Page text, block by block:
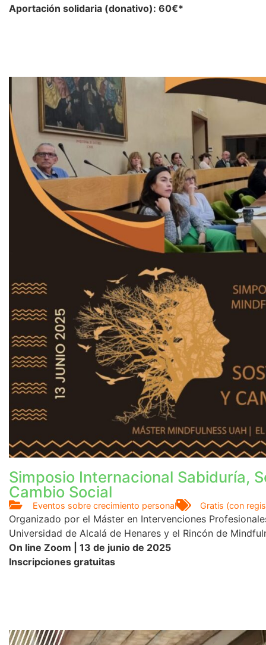
Aportación solidaria (donativo): 60€*
Simposio Internacional Sabiduría,
Cambio Social
Eventos sobre crecimiento personal Gratis (con
Organizado por el Máster en Intervenciones
Universidad de Alcalá de Henares y el Rincón de
On line Zoom | 13 de junio de 2025
Inscripciones gratuitas